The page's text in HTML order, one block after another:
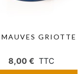
GRIOTTE
8,00 € TTC